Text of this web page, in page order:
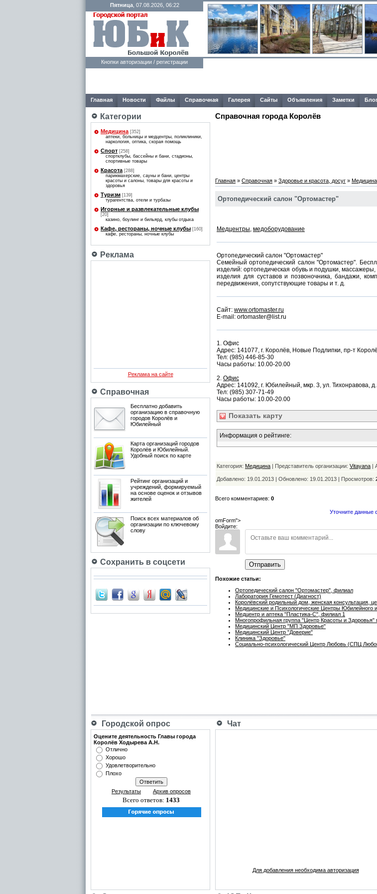
Пятница, 07.08.2026, 06:22
Кнопки авторизации / регистрации
Главная Новости Файлы Справочная Галерея Сайты Объявления Заметки
Категории
Медицина [352]
аптеки, больницы и медцентры, поликлиники,
наркология, оптика, скорая помощь
Спорт [258]
спортклубы, бассейны и бани, стадионы,
спортивные товары
Красота [288]
парикмахерские, сауны и бани, центры
красоты и салоны, товары для красоты и
здоровья
Туризм [139]
турагентства, отели и турбазы
Игорные и развлекательные клубы
[20]
казино, боулинг и бильярд, клубы отдыха
Кафе, рестораны, ночные клубы [160]
кафе, рестораны, ночные клубы
Реклама
Реклама на сайте
Справочная
Бесплатно добавить
организацию в справочную
городов Королёв и
Юбилейный
Карта организаций городов
Королёв и Юбилейный.
Удобный поиск по карте
Рейтинг организаций и
учреждений, формируемый
на основе оценок и отзывов
жителей
Поиск всех материалов об
организации по ключевому
слову
Сохранить в соцсети
Справочная города Королёв
Главная » Справочная » Здоровье и красота, досуг » Медицина
Ортопедический салон "Ортомастер"
Медцентры, медоборудование
Ортопедический салон "Ортомастер"
Семейный ортопедический салон "Ортомастер".
изделий: ортопедическая обувь и подушки,
изделия для суставов и позвоночника, бандажи,
передвижения, сопутствующие товары и т. д.
Сайт: www.ortomaster.ru
E-mail: ortomaster@list.ru
1. Офис
Адрес: 141077, г. Королёв, Новые Подлипки, пр-т
Тел: (985) 446-85-30
Часы работы: 10.00-20.00
2. Офис
Адрес: 141092, г. Юбилейный, мкр. 3, ул. Тихонравова,
Тел: (985) 307-71-49
Часы работы: 10.00-20.00
Показать карту
Информация о рейтинге:
Категория: Медицина | Представитель организации: Vitayana |
Добавлено: 19.01.2013 | Обновлено: 19.01.2013 | Просмотров:
Всего комментариев: 0
Уточните данные
omForm">
Войдите:
Отправить
Похожие статьи:
Ортопедический салон "Ортомастер", филиал
Лаборатория Гемотест (Диагност)
Королёвский родильный дом, женская консультация,
Медицинские и Психологические Центры Юбилейного
Медцентр и аптека "Пластика-С", филиал 1
Многопрофильная группа "Центр Красоты и Здоровья"
Медицинский Центр "МП Здоровье"
Медицинский Центр "Доверие"
Клиника "Здоровье"
Социально-психологический Центр Любовь (СПЦ
Городской опрос Чат
Оцените деятельность Главы города
Королёв Ходырева А.Н.
Отлично
Хорошо
Удовлетворительно
Плохо
Результаты Архив опросов
Всего ответов: 1433
Для добавления необходима авторизация